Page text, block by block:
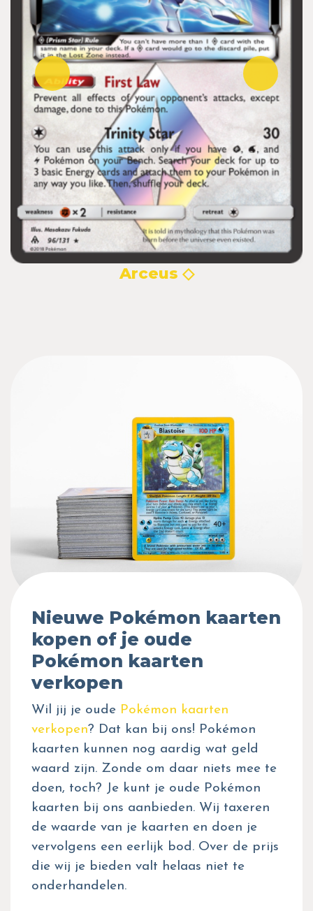
Arceus ◇
Nieuwe Pokémon kaarten
kopen of je oude
Pokémon kaarten
verkopen
Wil jij je oude Pokémon kaarten
verkopen? Dat kan bij ons! Pokémon
kaarten kunnen nog aardig wat geld
waard zijn. Zonde om daar niets mee te
doen, toch? Je kunt je oude Pokémon
kaarten bij ons aanbieden. Wij taxeren
de waarde van je kaarten en doen je
vervolgens een eerlijk bod. Over de prijs
die wij je bieden valt helaas niet te
onderhandelen.